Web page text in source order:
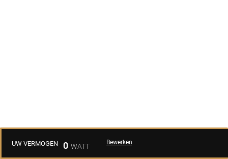
UW VERMOGEN 0 Bewerken